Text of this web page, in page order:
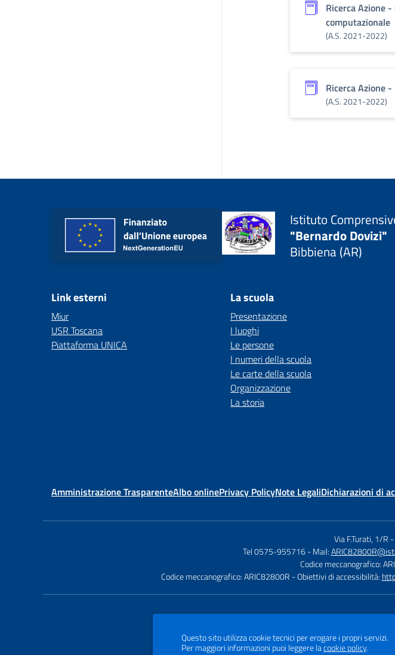
Ricerca Azione
computazionale
(A.S. 2021-2022)
Ricerca Azione
(A.S. 2021-2022)
Istituto
"Bernardo Dovizi"
Bibbiena (AR)
Link esterni
Miur
USR Toscana
Piattaforma UNICA
La scuola
Presentazione
I luoghi
Le persone
I numeri della scuola
Le carte della scuola
Organizzazione
La storia
Amministrazione TrasparenteAlbo onlinePrivacy PolicyNote LegaliDichiarazioni di
Via F.Turati, 1/R -
Tel 0575-955716 - Mail:
Codice meccanografico:
Codice meccanografico: ARIC82800R - Obiettivi di accessibilità:
Questo sito utilizza cookie tecnici per erogare i propri servizi.
Per maggiori informazioni puoi leggere lacookie policy.